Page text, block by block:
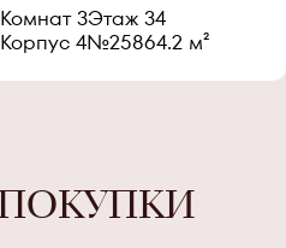
Комнат 3Этаж34
Корпус4№25864.2 м²